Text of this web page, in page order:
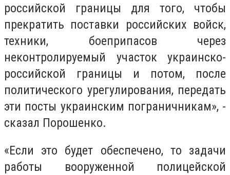
российской границы для того, чтобы
прекратить поставки российских войск,
техники, боеприпасов через
неконтролируемый участок украинско-
российской границы и потом, после
политического урегулирования, передать
эти посты украинским пограничникам», -
сказал Порошенко.
«Если это будет обеспечено, то задачи
работы вооруженной полицейской